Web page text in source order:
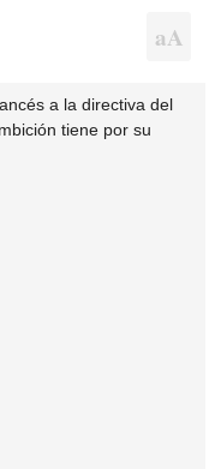
a la directiva del
tiene por su